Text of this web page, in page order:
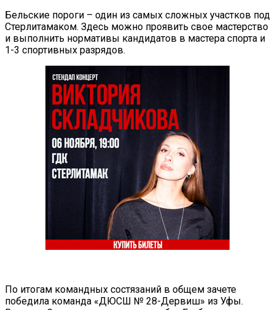
Бельские пороги – один из самых сложных участков под
Стерлитамаком. Здесь можно проявить свое мастерство
и выполнить нормативы кандидатов в мастера спорта и
1-3 спортивных разрядов.
По итогам командных состязаний в общем зачете
победила команда «ДЮСШ № 28-Дервиш» из Уфы.